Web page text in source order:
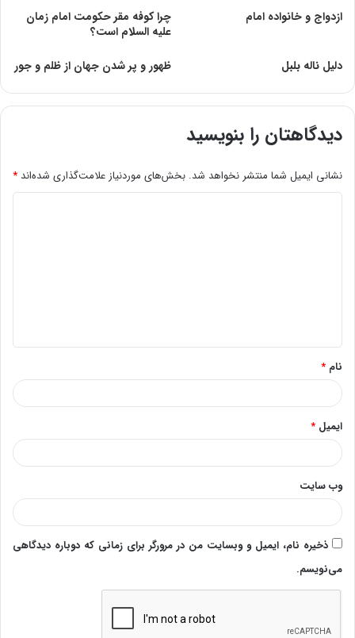
ازدواج و خانواده امام
چرا کوفه مقر حکومت امام زمان
علیه السلام است؟
دلیل ناله بلبل
ظهور و پر شدن جهان از ظلم و جور
دیدگاهتان را بنویسید
نشانی ایمیل شما منتشر نخواهد شد. بخش‌های موردنیاز علامت‌گذاری شده‌اند *
*
نام *
ایمیل *
وب‌ سایت
ذخیره نام، ایمیل و وبسایت من در مرورگر برای زمانی که دوباره دیدگاهی
می‌نویسم.